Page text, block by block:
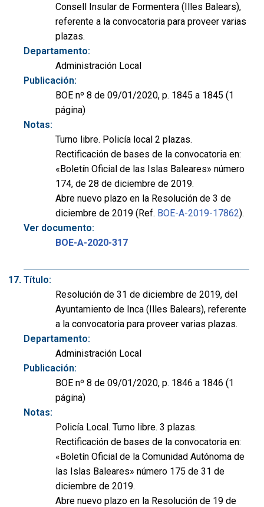
Consell Insular de Formentera (Illes Balears),
referente a la convocatoria para proveer varias
plazas.
Departamento:
Administración Local
Publicación:
BOE nº 8 de 09/01/2020, p. 1845 a 1845 (1
página)
Notas:
Turno libre. Policía local 2 plazas.
Rectificación de bases de la convocatoria en:
«Boletín Oficial de las Islas Baleares» número
174, de 28 de diciembre de 2019.
Abre nuevo plazo en la Resolución de 3 de
diciembre de 2019 (Ref. BOE-A-2019-17862).
Ver documento:
BOE-A-2020-317
Título:
Resolución de 31 de diciembre de 2019, del
Ayuntamiento de Inca (Illes Balears), referente
a la convocatoria para proveer varias plazas.
Departamento:
Administración Local
Publicación:
BOE nº 8 de 09/01/2020, p. 1846 a 1846 (1
página)
Notas:
Policía Local. Turno libre. 3 plazas.
Rectificación de bases de la convocatoria en:
«Boletín Oficial de la Comunidad Autónoma de
las Islas Baleares» número 175 de 31 de
diciembre de 2019.
Abre nuevo plazo en la Resolución de 19 de